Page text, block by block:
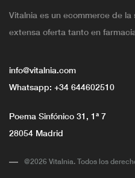
Vitalnia es un ecommerce de
extensa oferta tanto en
info@vitalnia.com
Whatsapp: +34 644602510
Poema Sinfónico 31, 1ª 7
28054 Madrid
@2026 Vitalnia. Todos los